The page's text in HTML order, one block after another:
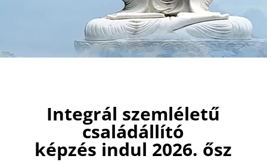
Integrál szemléletű
családállító
képzés indul 2026. ősz